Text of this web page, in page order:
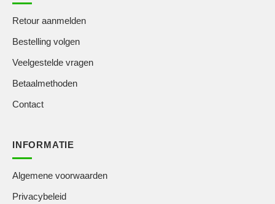
Retour aanmelden
Bestelling volgen
Veelgestelde vragen
Betaalmethoden
Contact
INFORMATIE
Algemene voorwaarden
Privacybeleid